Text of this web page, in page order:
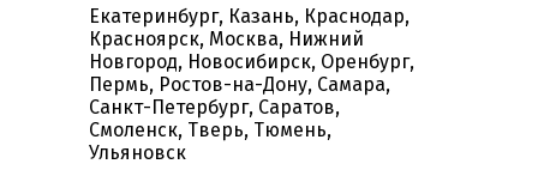
Екатеринбург, Казань, Краснодар,
Красноярск, Москва, Нижний
Новгород, Новосибирск, Оренбург,
Пермь, Ростов-на-Дону, Самара,
Санкт-Петербург, Саратов,
Смоленск, Тверь, Тюмень,
Ульяновск